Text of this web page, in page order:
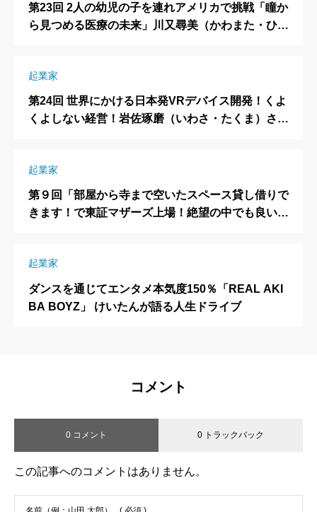
第23回 2人の幼児の子を連れアメリカで挑戦「瞳か
ら見つめる医療の未来」川又尋美（かわまた・ひろ
起業家
第24回 世界にかける日本発VRデバイス開発！くよ
くよしない経営！岩佐琢磨（いわさ・たくま）さん
起業家
第９回「部屋から寺まで空いたスペース貸し借りで
きます！で東証マザーズ上場！絶望の中でも良いと
起業家
ダンスを通じてエンタメ本気度150％「REAL AKI
BA BOYZ」 けいたんが語る人生ドライブ
コメント
0 コメント 0 トラックバック
この記事へのコメントはありません。